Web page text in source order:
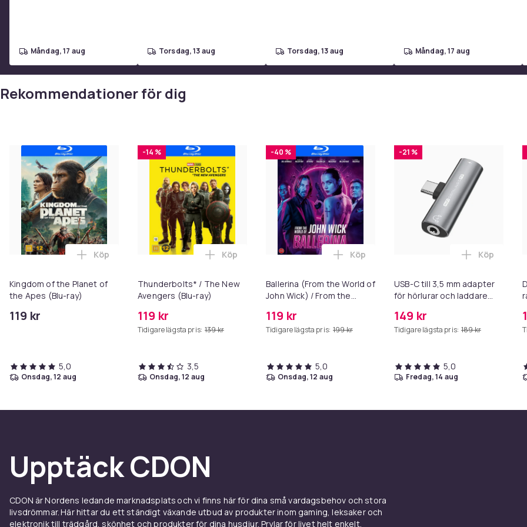
måndag, 17 aug torsdag, 13 aug torsdag, 13 aug måndag, 17 aug
Rekommendationer för dig
Kingdom of the Planet of
the Apes (Blu-ray)
119 kr
Lägg till Kingdom of the Planet of the Apes (Blu-ray) i varukorgen
Köp
5,0
onsdag, 12 aug
-14 %
Thunderbolts* / The New
Avengers (Blu-ray)
119 kr
Tidigare lägsta pris: 139 kr
Lägg till Thunderbolts* / The New Avengers (Blu-ray) i varukorgen
Köp
3,5
onsdag, 12 aug
-40 %
Ballerina (From the World of
John Wick) / From the
Ballerina (Blu-ray)
119 kr
Tidigare lägsta pris: 199 kr
Lägg till Ballerina (From the World of
Köp
5,0
onsdag, 12 aug
-21 %
USB-C till 3,5 mm adapter
för hörlurar och laddare
149 kr
Tidigare lägsta pris: 189 kr
Lägg till
Köp
5,0
fredag, 14 aug
Upptäck CDON
CDON är Nordens ledande marknadsplats och vi finns här för dina små vardagsbehov och stora
livsdrömmar. Här hittar du ett ständigt växande utbud av produkter inom gaming, leksaker och
elektronik till trädgård, skönhet och produkter för dina husdjur. Prylar för livet helt enkelt.